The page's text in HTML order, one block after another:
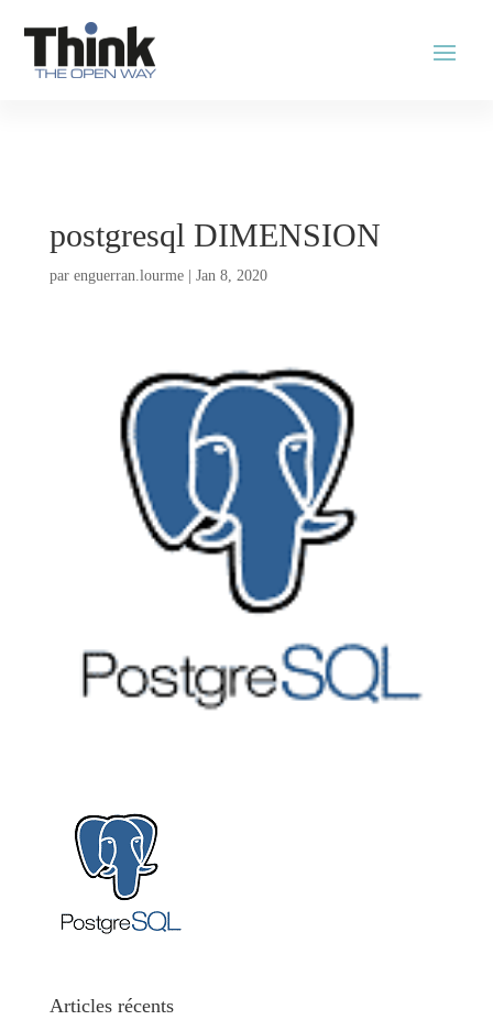
postgresql DIMENSION
par enguerran.lourme| Jan 8, 2020
Articles récents